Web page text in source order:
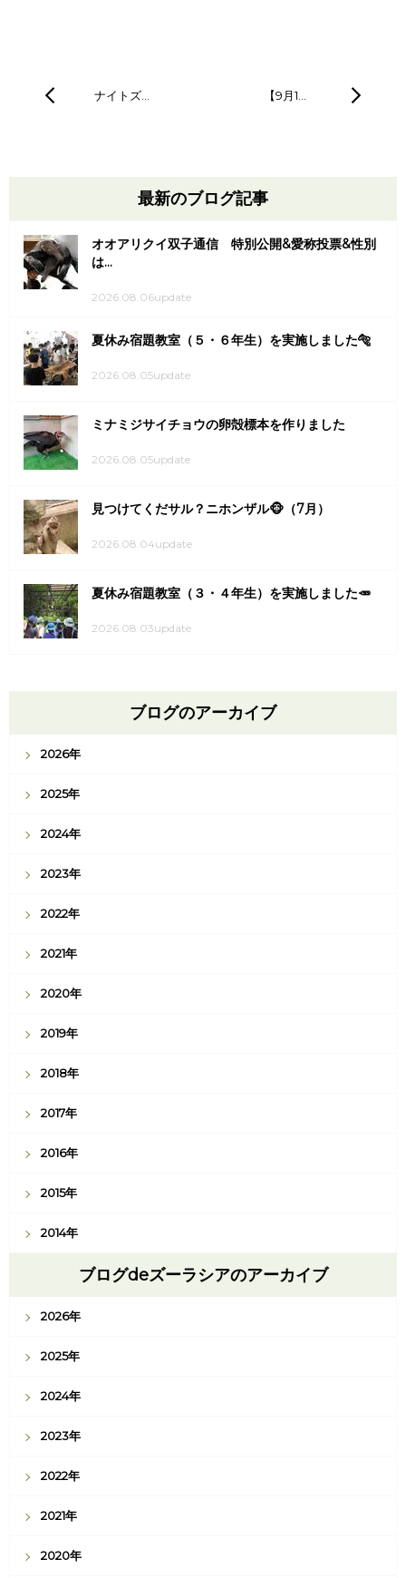
ナイトズ… 【9月1…
最新のブログ記事
オオアリクイ双子通信 特別公開&愛称投票&性別
は...
2026.08.06update
夏休み宿題教室（５・６年生）を実施しました🐅
2026.08.05update
ミナミジサイチョウの卵殻標本を作りました
2026.08.05update
見つけてくだサル？ニホンザル🐵（7月）
2026.08.04update
夏休み宿題教室（３・４年生）を実施しました🥕
2026.08.03update
ブログのアーカイブ
2026年
2025年
2024年
2023年
2022年
2021年
2020年
2019年
2018年
2017年
2016年
2015年
2014年
ブログdeズーラシアのアーカイブ
2026年
2025年
2024年
2023年
2022年
2021年
2020年